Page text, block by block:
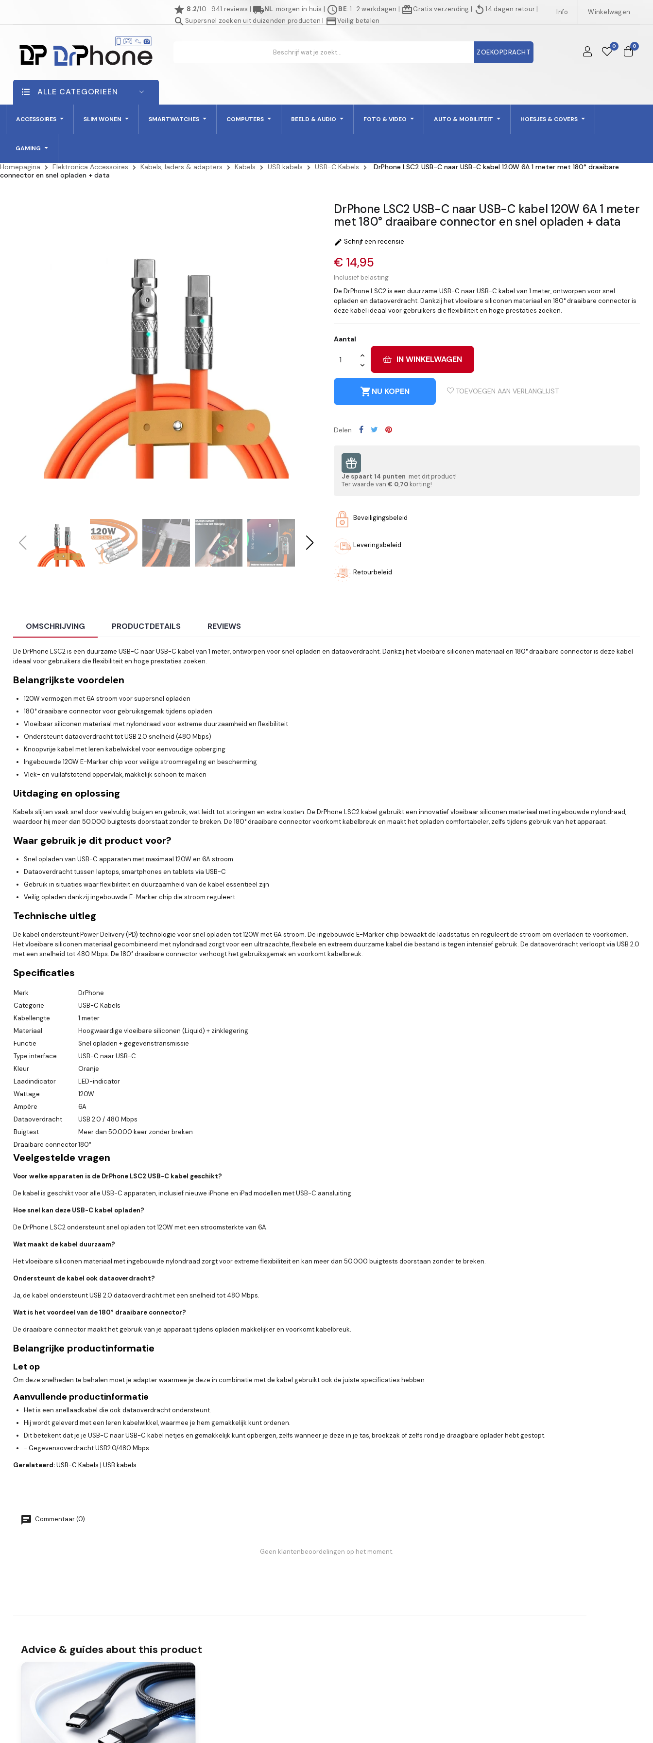
star 8.2/10 · 941 reviews | local_shippingNL: morgen in huis | scheduleBE: 1–2 werkdagen | redeemGratis verzending | replay14 dagen retour |
searchSupersnel zoeken uit duizenden producten | credit_cardVeilig betalen
Info Winkelwagen
ZOEKOPDRACHT
0 0
ALLE CATEGORIEËN
ACCESSOIRES SLIM WONEN SMARTWATCHES COMPUTERS BEELD & AUDIO FOTO & VIDEO AUTO & MOBILITEIT HOESJES & COVERS
GAMING
Homepagina Elektronica Accessoires Kabels, laders & adapters Kabels USB kabels USB-C Kabels
DrPhone LSC2 USB-C naar USB-C kabel 120W 6A 1 meter met 180° draaibare
connector en snel opladen + data
DrPhone LSC2 USB-C naar USB-C kabel 120W 6A 1 meter
met 180° draaibare connector en snel opladen + data
 Schrijf een recensie
€ 14,95
Inclusief belasting
De DrPhone LSC2 is een duurzame USB-C naar USB-C kabel van 1 meter, ontworpen voor snel
opladen en dataoverdracht. Dankzij het vloeibare siliconen materiaal en 180° draaibare connector is
deze kabel ideaal voor gebruikers die flexibiliteit en hoge prestaties zoeken.
Aantal
IN WINKELWAGEN
shopping_cartNU KOPEN TOEVOEGEN AAN VERLANGLIJST
Delen
Je spaart 14 punten met dit product!
Ter waarde van € 0,70 korting!
Beveiligingsbeleid
Leveringsbeleid
Retourbeleid
OMSCHRIJVING PRODUCTDETAILS REVIEWS
De DrPhone LSC2 is een duurzame USB-C naar USB-C kabel van 1 meter, ontworpen voor snel opladen en dataoverdracht. Dankzij het vloeibare siliconen materiaal en 180° draaibare connector is deze kabel
ideaal voor gebruikers die flexibiliteit en hoge prestaties zoeken.
Belangrijkste voordelen
120W vermogen met 6A stroom voor supersnel opladen
180° draaibare connector voor gebruiksgemak tijdens opladen
Vloeibaar siliconen materiaal met nylondraad voor extreme duurzaamheid en flexibiliteit
Ondersteunt dataoverdracht tot USB 2.0 snelheid (480 Mbps)
Knoopvrije kabel met leren kabelwikkel voor eenvoudige opberging
Ingebouwde 120W E-Marker chip voor veilige stroomregeling en bescherming
Vlek- en vuilafstotend oppervlak, makkelijk schoon te maken
Uitdaging en oplossing
Kabels slijten vaak snel door veelvuldig buigen en gebruik, wat leidt tot storingen en extra kosten. De DrPhone LSC2 kabel gebruikt een innovatief vloeibaar siliconen materiaal met ingebouwde nylondraad,
waardoor hij meer dan 50.000 buigtests doorstaat zonder te breken. De 180° draaibare connector voorkomt kabelbreuk en maakt het opladen comfortabeler, zelfs tijdens gebruik van het apparaat.
Waar gebruik je dit product voor?
Snel opladen van USB-C apparaten met maximaal 120W en 6A stroom
Dataoverdracht tussen laptops, smartphones en tablets via USB-C
Gebruik in situaties waar flexibiliteit en duurzaamheid van de kabel essentieel zijn
Veilig opladen dankzij ingebouwde E-Marker chip die stroom reguleert
Technische uitleg
De kabel ondersteunt Power Delivery (PD) technologie voor snel opladen tot 120W met 6A stroom. De ingebouwde E-Marker chip bewaakt de laadstatus en reguleert de stroom om overladen te voorkomen.
Het vloeibare siliconen materiaal gecombineerd met nylondraad zorgt voor een ultrazachte, flexibele en extreem duurzame kabel die bestand is tegen intensief gebruik. De dataoverdracht verloopt via USB 2.0
met een snelheid tot 480 Mbps. De 180° draaibare connector verhoogt het gebruiksgemak en voorkomt kabelbreuk.
Specificaties
Merk
DrPhone
Categorie
USB-C Kabels
Kabellengte
1 meter
Materiaal
Hoogwaardige vloeibare siliconen (Liquid) + zinklegering
Functie
Snel opladen + gegevenstransmissie
Type interface
USB-C naar USB-C
Kleur
Oranje
Laadindicator
LED-indicator
Wattage
120W
Ampère
6A
Dataoverdracht
USB 2.0 / 480 Mbps
Buigtest
Meer dan 50.000 keer zonder breken
Draaibare connector180°
Veelgestelde vragen
Voor welke apparaten is de DrPhone LSC2 USB-C kabel geschikt?
De kabel is geschikt voor alle USB-C apparaten, inclusief nieuwe iPhone en iPad modellen met USB-C aansluiting.
Hoe snel kan deze USB-C kabel opladen?
De DrPhone LSC2 ondersteunt snel opladen tot 120W met een stroomsterkte van 6A.
Wat maakt de kabel duurzaam?
Het vloeibare siliconen materiaal met ingebouwde nylondraad zorgt voor extreme flexibiliteit en kan meer dan 50.000 buigtests doorstaan zonder te breken.
Ondersteunt de kabel ook dataoverdracht?
Ja, de kabel ondersteunt USB 2.0 dataoverdracht met een snelheid tot 480 Mbps.
Wat is het voordeel van de 180° draaibare connector?
De draaibare connector maakt het gebruik van je apparaat tijdens opladen makkelijker en voorkomt kabelbreuk.
Belangrijke productinformatie
Let op
Om deze snelheden te behalen moet je adapter waarmee je deze in combinatie met de kabel gebruikt ook de juiste specificaties hebben
Aanvullende productinformatie
Het is een snellaadkabel die ook dataoverdracht ondersteunt.
Hij wordt geleverd met een leren kabelwikkel, waarmee je hem gemakkelijk kunt ordenen.
Dit betekent dat je je USB-C naar USB-C kabel netjes en gemakkelijk kunt opbergen, zelfs wanneer je deze in je tas, broekzak of zelfs rond je draagbare oplader hebt gestopt.
- Gegevensoverdracht USB2.0/480 Mbps.
Gerelateerd:USB-C Kabels | USB kabels
Commentaar (0)
Geen klantenbeoordelingen op het moment.
Advice & guides about this product